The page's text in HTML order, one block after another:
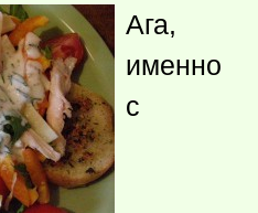
Ага,
именно
с